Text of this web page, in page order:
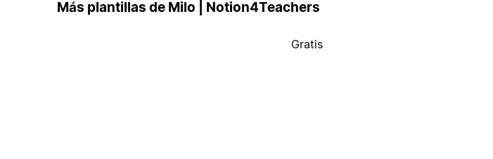
Más plantillas de Milo | Notion4Teachers
Gratis